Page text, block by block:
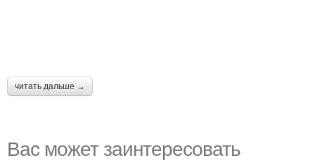
читать дальше →
Вас может заинтересовать